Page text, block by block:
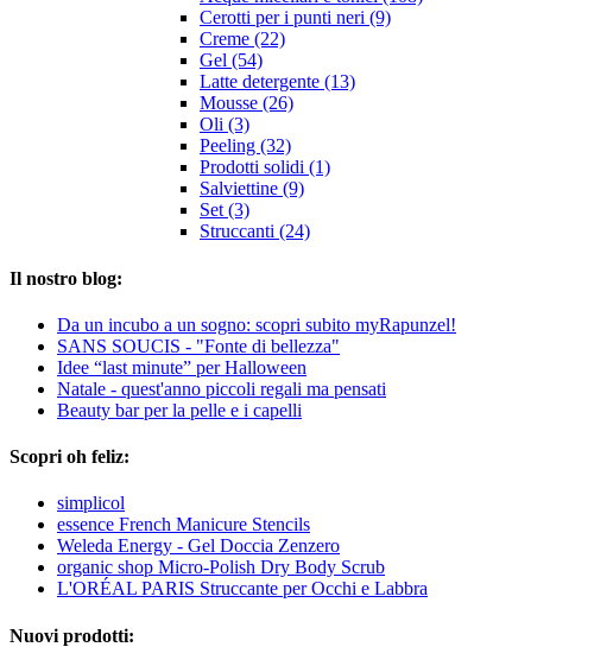
Cerotti per i punti neri (9)
Creme (22)
Gel (54)
Latte detergente (13)
Mousse (26)
Oli (3)
Peeling (32)
Prodotti solidi (1)
Salviettine (9)
Set (3)
Struccanti (24)
Il nostro blog:
Da un incubo a un sogno: scopri subito myRapunzel!
SANS SOUCIS - "Fonte di bellezza"
Idee “last minute” per Halloween
Natale - quest'anno piccoli regali ma pensati
Beauty bar per la pelle e i capelli
Scopri oh feliz:
simplicol
essence French Manicure Stencils
Weleda Energy - Gel Doccia Zenzero
organic shop Micro-Polish Dry Body Scrub
L'ORÉAL PARIS Struccante per Occhi e Labbra
Nuovi prodotti: